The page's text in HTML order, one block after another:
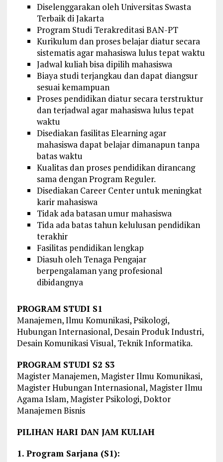
Diselenggarakan oleh Universitas Swasta
Terbaik di Jakarta
Program Studi Terakreditasi BAN-PT
Kurikulum dan proses belajar diatur secara
sistematis agar mahasiswa lulus tepat waktu
Jadwal kuliah bisa dipilih mahasiswa
Biaya studi terjangkau dan dapat diangsur
sesuai kemampuan
Proses pendidikan diatur secara terstruktur
dan terjadwal agar mahasiswa lulus tepat
waktu
Disediakan fasilitas Elearning agar
mahasiswa dapat belajar dimanapun tanpa
batas waktu
Kualitas dan proses pendidikan dirancang
sama dengan Program Reguler.
Disediakan Career Center untuk meningkat
karir mahasiswa
Tidak ada batasan umur mahasiswa
Tida ada batas tahun kelulusan pendidikan
terakhir
Fasilitas pendidikan lengkap
Diasuh oleh Tenaga Pengajar
berpengalaman yang profesional
dibidangnya
PROGRAM STUDI S1
Manajemen, Ilmu Komunikasi, Psikologi,
Hubungan Internasional, Desain Produk Industri,
Desain Komunikasi Visual, Teknik Informatika.
PROGRAM STUDI S2 S3
Magister Manajemen, Magister Ilmu Komunikasi,
Magister Hubungan Internasional, Magister Ilmu
Agama Islam, Magister Psikologi, Doktor
Manajemen Bisnis
PILIHAN HARI DAN JAM KULIAH
1. Program Sarjana (S1):